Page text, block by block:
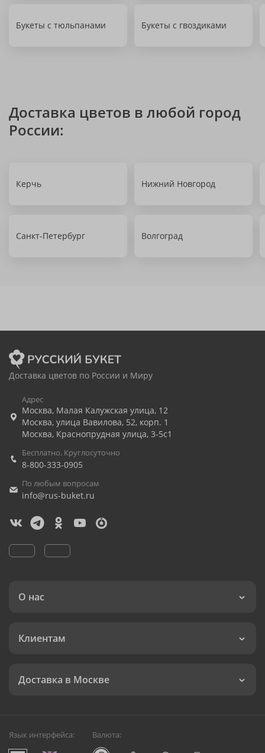
Букеты с тюльпанами Букеты с гвоздиками
Доставка цветов в любой город
России:
Керчь Нижний Новгород
Санкт-Петербург Волгоград
Доставка цветов по России и Миру
Адрес
Москва, Малая Калужская улица, 12
Москва, улица Вавилова, 52, корп. 1
Москва, Краснопрудная улица, 3-5с1
Бесплатно. Круглосуточно
8-800-333-0905
По любым вопросам
info@rus-buket.ru
О нас
Клиентам
Доставка в Москве
Язык интерфейса: Валюта: